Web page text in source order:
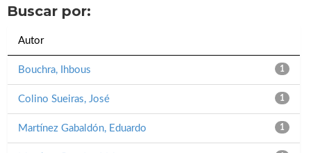
Buscar por:
Autor
1
Bouchra, Ihbous
1
Colino Sueiras, José
1
Martínez Gabaldón, Eduardo